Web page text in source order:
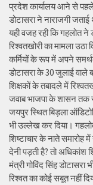
प्रदेश कार्यालय आने से
डोटासरा ने नाराजगी
यही वजह रही कि गहलोत ने
रिश्वतखोरी का मामला
कर्मियों के रूप में अपने
डोटासरा के 30 जुलाई वाले
शिक्षकों के तबादले में
जवाब भाजपा के शासन तक
जयपुर स्थित बिड़ला
भी उल्लेख कर दिया।
शिष्टाचार के नाते समारोह
देनी पड़ती है? तो अधिकांश
मंत्री गोविंद सिंह
रिश्वत का कोई सबूत नहीं